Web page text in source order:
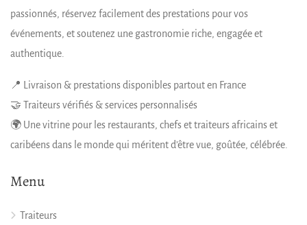
passionnés, réservez facilement des prestations pour vos
événements, et soutenez une gastronomie riche, engagée et
authentique.
📍 Livraison & prestations disponibles partout en France
🤝 Traiteurs vérifiés & services personnalisés
🌍 Une vitrine pour les restaurants, chefs et traiteurs africains et
caribéens dans le monde qui méritent d’être vue, goûtée, célébrée.
Menu
Traiteurs